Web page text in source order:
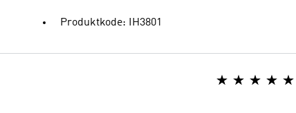
Produktkode: IH3801